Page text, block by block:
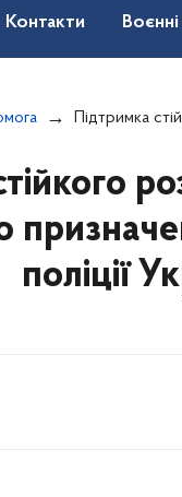
Контакти
Підтримка стійкого розвитку
поліції